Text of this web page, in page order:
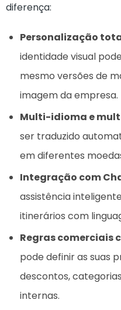
diferença:
Personalização
identidade visual
mesmo versões de
imagem da empresa.
Multi-idioma e
ser traduzido
em diferentes
Integração com
assistência
itinerários com
Regras comerciais
pode definir as suas
descontos,
internas.